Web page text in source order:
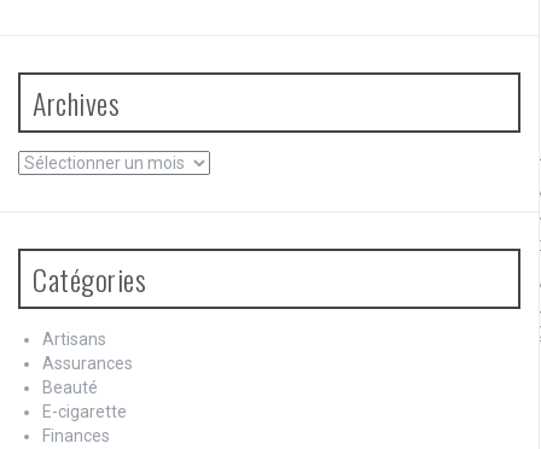
Archives
Archives
Catégories
Artisans
Assurances
Beauté
E-cigarette
Finances